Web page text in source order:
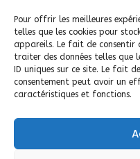
Pour offrir les meilleures
telles que les cookies pour
appareils. Le fait de consentir
traiter des données telles que
ID uniques sur ce site. Le fait
consentement peut avoir un
caractéristiques et fonctions.
Optimisez
zone-tpe
AJOUTÉ LE 2 JUIN 2023
66 ponteilla